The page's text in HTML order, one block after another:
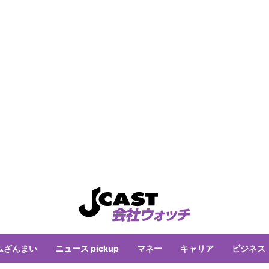
ざんまい ニュース pickup マネー キャリア ビジネス